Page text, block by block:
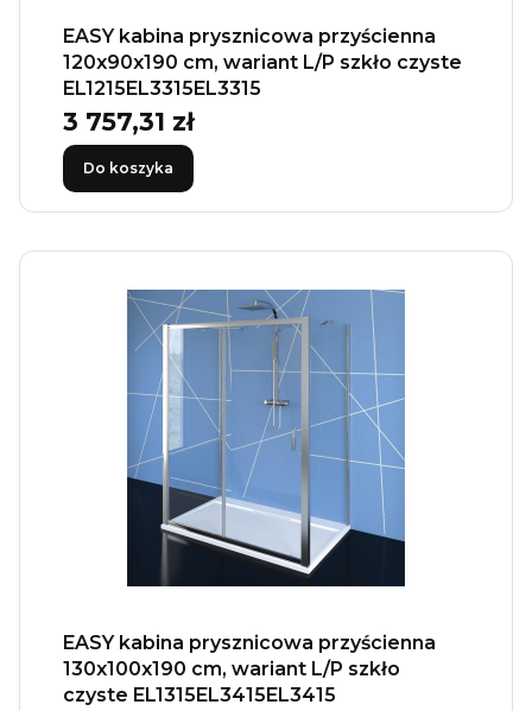
EASY kabina prysznicowa przyścienna
120x90x190 cm, wariant L/P szkło czyste
EL1215EL3315EL3315
Cena
3 757,31 zł
Do koszyka
EASY kabina prysznicowa przyścienna
130x100x190 cm, wariant L/P szkło
czyste EL1315EL3415EL3415